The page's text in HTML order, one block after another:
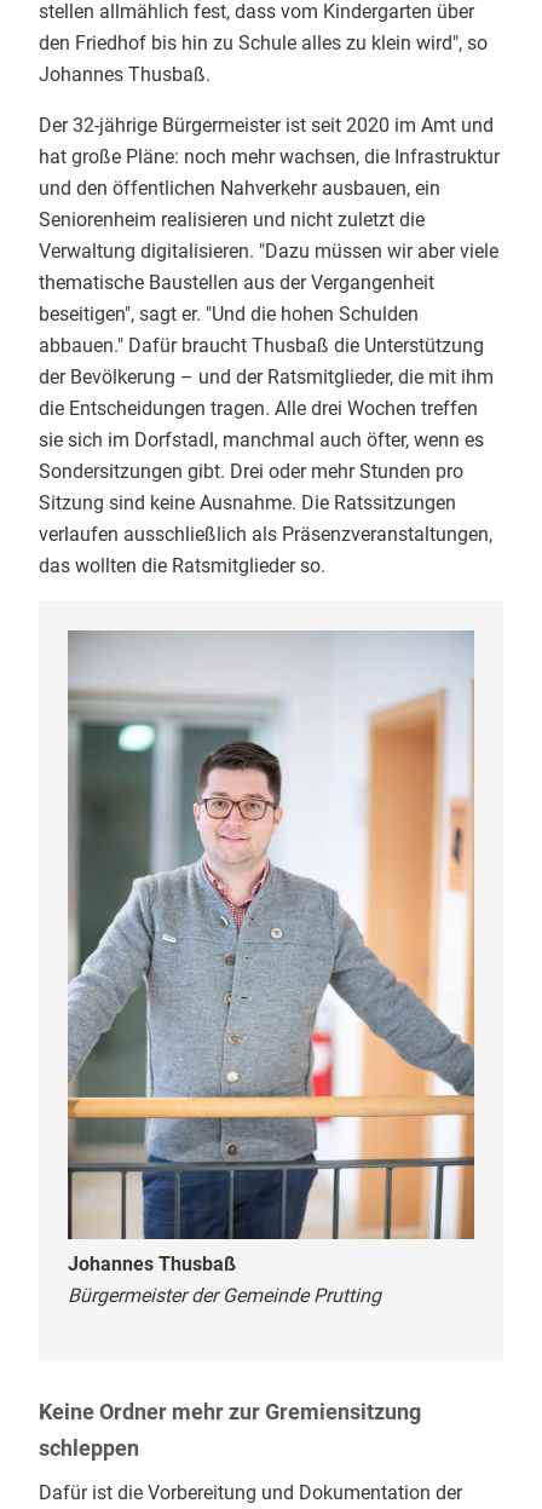
stellen allmählich fest, dass vom Kindergarten über
den Friedhof bis hin zu Schule alles zu klein wird", so
Johannes Thusbaß.
Der 32-jährige Bürgermeister ist seit 2020 im Amt und
hat große Pläne: noch mehr wachsen, die Infrastruktur
und den öffentlichen Nahverkehr ausbauen, ein
Seniorenheim realisieren und nicht zuletzt die
Verwaltung digitalisieren. "Dazu müssen wir aber viele
thematische Baustellen aus der Vergangenheit
beseitigen", sagt er. "Und die hohen Schulden
abbauen." Dafür braucht Thusbaß die Unterstützung
der Bevölkerung – und der Ratsmitglieder, die mit ihm
die Entscheidungen tragen. Alle drei Wochen treffen
sie sich im Dorfstadl, manchmal auch öfter, wenn es
Sondersitzungen gibt. Drei oder mehr Stunden pro
Sitzung sind keine Ausnahme. Die Ratssitzungen
verlaufen ausschließlich als Präsenzveranstaltungen,
das wollten die Ratsmitglieder so.
Johannes Thusbaß
Bürgermeister der Gemeinde Prutting
Keine Ordner mehr zur Gremiensitzung
schleppen
Dafür ist die Vorbereitung und Dokumentation der